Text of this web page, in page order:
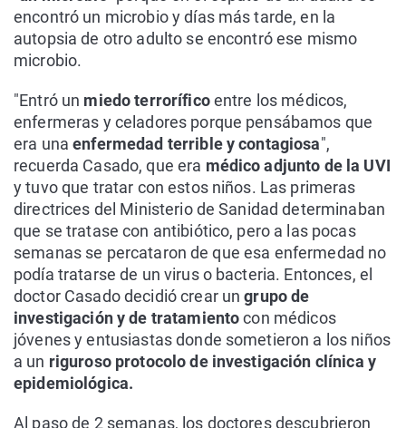
encontró un microbio y días más tarde, en la
autopsia de otro adulto se encontró ese mismo
microbio.
"Entró un miedo terroríficoentre los médicos,
enfermeras y celadores porque pensábamos que
era unaenfermedad terrible y contagiosa",
recuerda Casado, que era médico adjunto de la UVI
y tuvo que tratar con estos niños. Las primeras
directrices del Ministerio de Sanidad determinaban
que se tratase con antibiótico, pero a las pocas
semanas se percataron de que esa enfermedad no
podía tratarse de un virus o bacteria. Entonces, el
doctor Casado decidió crear ungrupo de
investigación y de tratamientocon médicos
jóvenes y entusiastas donde sometieron a los niños
a un riguroso protocolo de investigación clínica y
epidemiológica.
Al paso de 2 semanas, los doctores descubrieron